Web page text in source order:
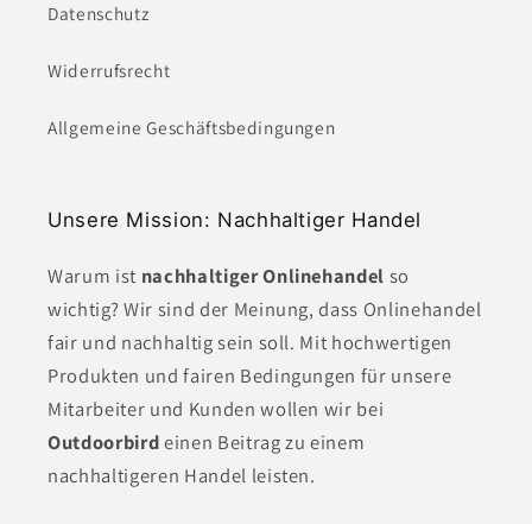
Datenschutz
Widerrufsrecht
Allgemeine Geschäftsbedingungen
Unsere Mission: Nachhaltiger Handel
Warum ist nachhaltiger Onlinehandel so
wichtig? Wir sind der Meinung, dass Onlinehandel
fair und nachhaltig sein soll. Mit hochwertigen
Produkten und fairen Bedingungen für unsere
Mitarbeiter und Kunden wollen wir bei
Outdoorbirdeinen Beitrag zu einem
nachhaltigeren Handel leisten.